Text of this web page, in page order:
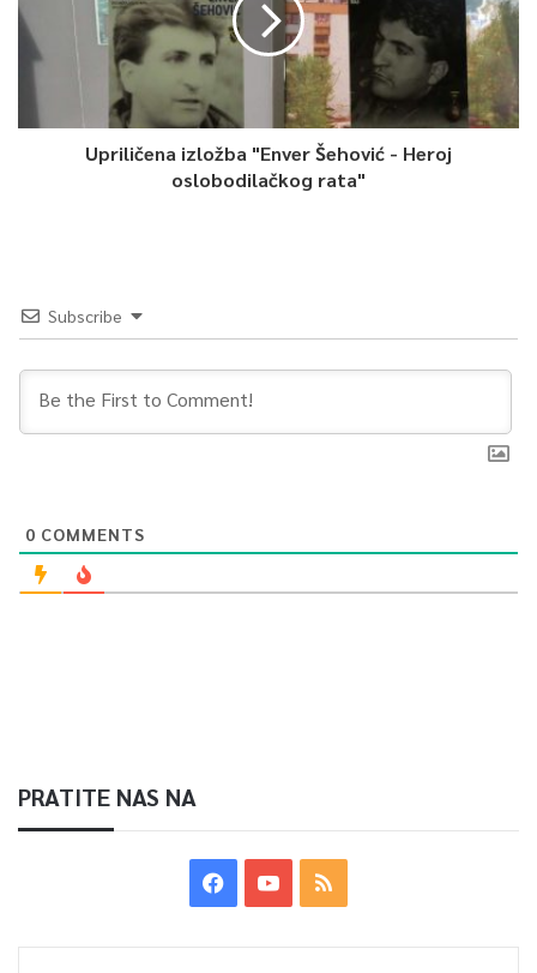
Upriličena izložba "Enver Šehović - Heroj
oslobodilačkog rata"
Subscribe
0 COMMENTS
PRATITE NAS NA